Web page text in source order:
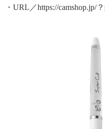
・URL／https://camshop.jp/